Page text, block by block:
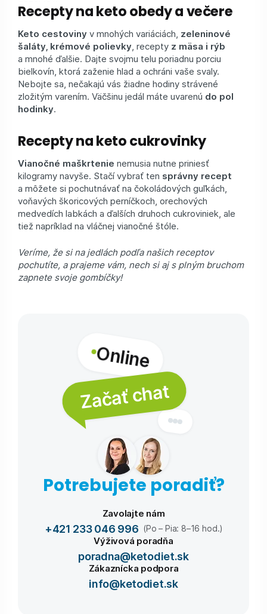
Recepty na keto obedy a večere
Keto cestoviny v mnohých variáciách, zeleninové
šaláty, krémové polievky , recepty z mäsa i rýb
a mnohé ďalšie. Dajte svojmu telu poriadnu porciu
bielkovín, ktorá zaženie hlad a ochráni vaše svaly.
Nebojte sa, nečakajú vás žiadne hodiny strávené
zložitým varením. Väčšinu jedál máte uvarenú do pol
hodinky.
Recepty na keto cukrovinky
Vianočné maškrtenie nemusia nutne priniesť
kilogramy navyše. Stačí vybrať ten správny recept
a môžete si pochutnávať na čokoládových guľkách,
voňavých škoricových perníčkoch, orechových
medvedích labkách a ďalších druhoch cukroviniek, ale
tiež napríklad na vláčnej vianočné štóle.
Veríme, že si na jedlách podľa našich receptov
pochutíte, a prajeme vám, nech si aj s plným bruchom
zapnete svoje gombíčky!
Online
Začať chat
Potrebujete poradiť?
Zavolajte nám
+421 233 046 996 (Po – Pia: 8–16 hod.)
Výživová poradňa
poradna@ketodiet.sk
Zákaznícka podpora
info@ketodiet.sk